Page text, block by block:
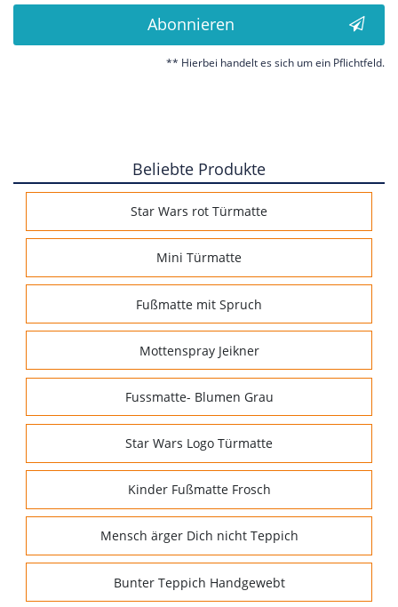
Abonnieren
** Hierbei handelt es sich um ein Pflichtfeld.
Beliebte Produkte
Star Wars rot Türmatte
Mini Türmatte
Fußmatte mit Spruch
Mottenspray Jeikner
Fussmatte- Blumen Grau
Star Wars Logo Türmatte
Kinder Fußmatte Frosch
Mensch ärger Dich nicht Teppich
Bunter Teppich Handgewebt